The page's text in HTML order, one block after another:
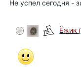
Не успел сегодня -
Ёжик